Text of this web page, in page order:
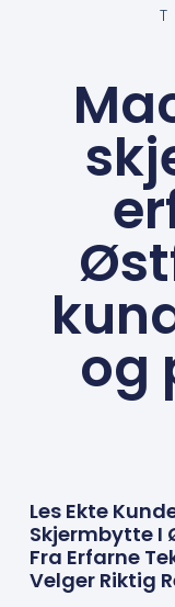
og
Les Ekte
Skjermbytte I
Fra Erfarne
Velger Riktig